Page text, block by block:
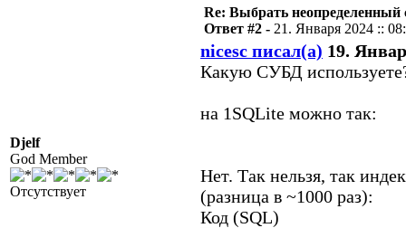
Djelf
God Member
Отсутствует
Re: Выбрать неопределенный
Ответ #2 - 21. Января 2024 ::
nicesc писал(а) 19.
Какую СУБД
на 1SQLite можно так:
Нет. Так нельзя, так
(разница в ~1000 раз):
Код (SQL)